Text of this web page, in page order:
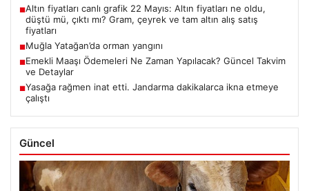
■Altın fiyatları canlı grafik 22 Mayıs: Altın fiyatları ne oldu,
düştü mü, çıktı mı? Gram, çeyrek ve tam altın alış satış
fiyatları
■Muğla Yatağan’da orman yangını
■Emekli Maaşı Ödemeleri Ne Zaman Yapılacak? Güncel Takvim
ve Detaylar
■Yasağa rağmen inat etti. Jandarma dakikalarca ikna etmeye
çalıştı
Güncel